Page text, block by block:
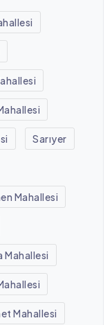
Sarıyer
Mahallesi
Mahallesi
Mahallesi